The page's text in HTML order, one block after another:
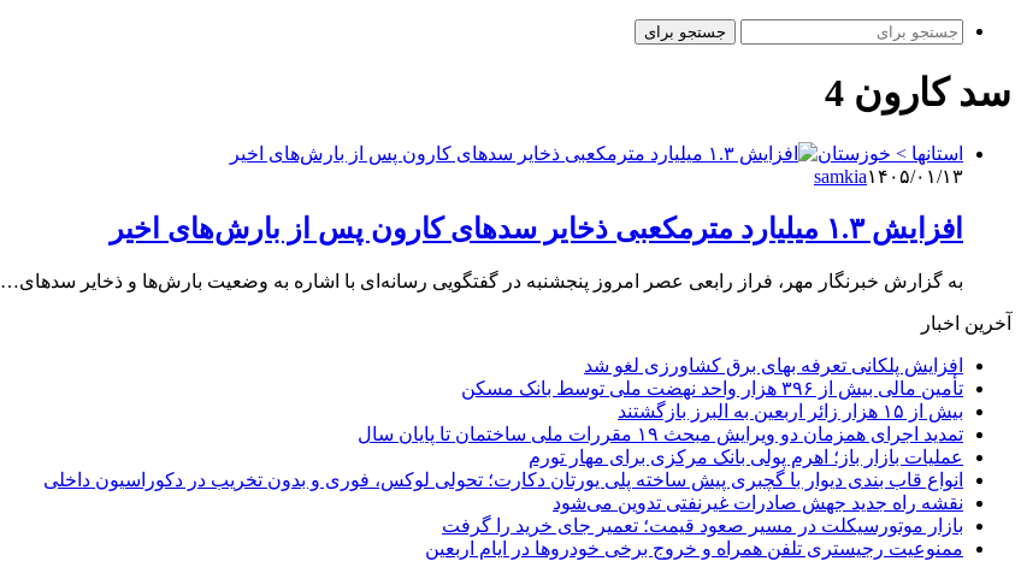
جستجو برای
سد کارون 4
استانها > خوزستان
samkia۱۴۰۵/۰۱/۱۳
افزایش ۱.۳ میلیارد مترمکعبی ذخایر سدهای کارون پس از بارش‌های اخیر
به گزارش خبرنگار مهر، فراز رابعی عصر امروز پنجشنبه در گفتگویی رسانه‌ای با اشاره به وضعیت بارش‌ها و ذخایر سدهای…
آخرین اخبار
افزایش پلکانی تعرفه بهای برق کشاورزی لغو شد
تأمین مالی بیش از ۳۹۶ هزار واحد نهضت ملی توسط بانک مسکن
بیش از ۱۵ هزار زائر اربعین به البرز بازگشتند
تمدید اجرای همزمان دو ویرایش مبحث ۱۹ مقررات ملی ساختمان تا پایان سال
عملیات بازار باز؛ اهرم پولی بانک مرکزی برای مهار تورم
انواع قاب بندی دیوار با گچبری پیش ساخته پلی یورتان دکارت؛ تحولی لوکس، فوری و بدون تخریب در دکوراسیون داخلی
نقشه راه جدید جهش صادرات غیرنفتی تدوین می‌شود
بازار موتورسیکلت در مسیر صعود قیمت؛ تعمیر جای خرید را گرفت
ممنوعیت رجیستری تلفن همراه و خروج برخی خودروها در ایام اربعین